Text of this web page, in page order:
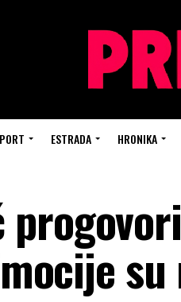
ESTRADA HRONIKA
su